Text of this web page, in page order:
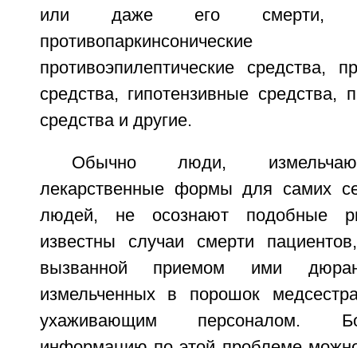
или даже его смерти,
противоэпилептические средства,
средства, гипотензивные средства,
средства и другие.
Обычно люди,
лекарственные формы для самих
людей, не осознают подобные
известны случаи смерти
вызванной приемом ими
измельченных в порошок
ухаживающим персоналом.